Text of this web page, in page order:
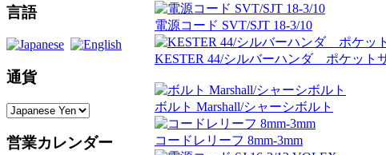
言語
通貨
営業カレンダー
電源コード SVT/SJT 18-3/10
KESTER 44/シルバーハンダ ポケット
ボルト Marshall/シャーシボルト
コードレリーフ 8mm-3mm